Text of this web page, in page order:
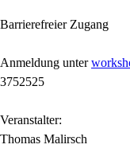
Barrierefreier Zugang
Anmeldung unter
3752525
Veranstalter:
Thomas Malirsch